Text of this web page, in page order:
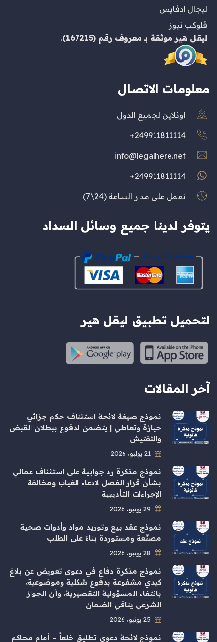
ليجال ادفايس
قلوكب نيوز
ليقل هير موثقة بـ معروف رقم (167215).
معلومات الاتصال
اونلاين لجميع الدول
249911811114+
info@legalhere.net
249911811114+
نعمل على مدار الساعة (24\7)
يتوفر لدينا جميع وسائل السداد
لتحميل تطبيق ليقل هير
آخر المقالات
نموذج صيغة لائحة استئناف حكم جزائي
حيازة وتعاطي | يتضمن لدفوع ببطلان القبض
والتفتيش
نموذج مذكرة رد جوابية على استئناف عمالي
بشأن قرار الفصل لادعاء الغياب ومخالفة
الإجراءات التأديبية
نموذج عقد بيع وتوريد مواد وأدوات صحية
مصنّعة ومستوردة بناءً على الطلب
نموذج مذكرة دفاع في دعوى تعويض عن بلاغ
كيدي مشفوعة بدفوع شكلية وموضوعية،
بانتفاء المسؤولية التقصيرية، وأن الجواز
الشرعي ينافي الضمان
نموذج لائحة دعوى تطليق خلعاً – أمام محاكم